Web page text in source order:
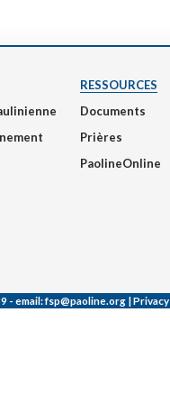
RESSOURCES
Documents
Prières
PaolineOnline
- email:fsp@paoline.org |Privacy